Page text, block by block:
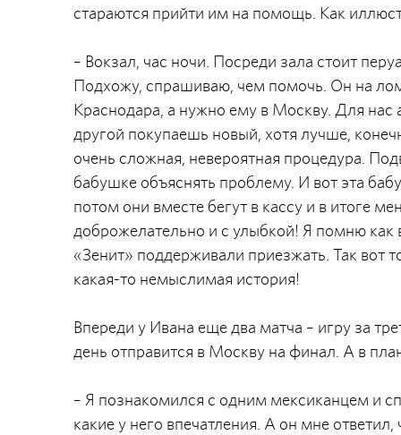
стараются прийти им на помощь. Как
– Вокзал, час ночи. Посреди зала стоит
Подхожу, спрашиваю, чем помочь. Он на
Краснодара, а нужно ему в Москву. Для нас
другой покупаешь новый, хотя лучше,
очень сложная, невероятная процедура.
бабушке объяснять проблему. И вот эта
потом они вместе бегут в кассу и в итоге
доброжелательно и с улыбкой! Я помню как
«Зенит» поддерживали приезжать. Так вот
какая-то немыслимая история!
Впереди у Ивана еще два матча – игру за
день отправится в Москву на финал. А в
– Я познакомился с одним мексиканцем и
какие у него впечатления. А он мне